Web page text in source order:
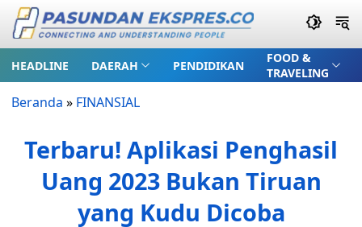
HEADLINE DAERAH PENDIDIKAN
FOOD &
TRAVELING
Beranda » FINANSIAL
Terbaru! Aplikasi Penghasil
Uang 2023 Bukan Tiruan
yang Kudu Dicoba